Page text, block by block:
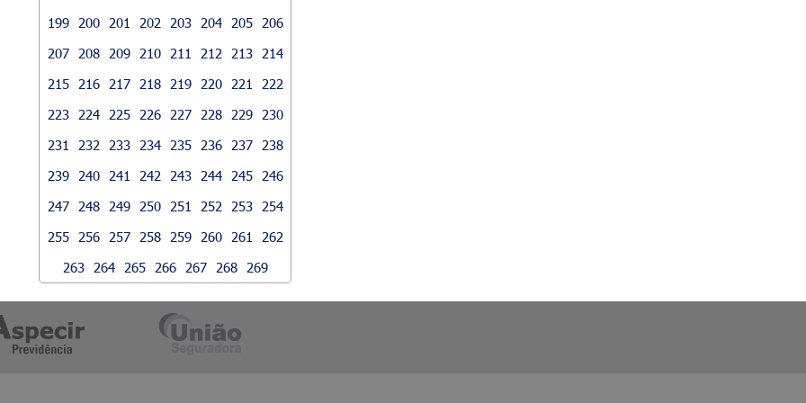
199
200 201 202 203 204 205
206
207
208 209 210 211 212 213
214
215
216 217 218 219 220 221
222
223
224 225 226 227 228 229
230
231
232 233 234 235 236 237
238
239
240 241 242 243 244 245
246
247
248 249 250 251 252 253
254
255
256 257 258 259 260 261
262
263
264 265 266 267 268 269